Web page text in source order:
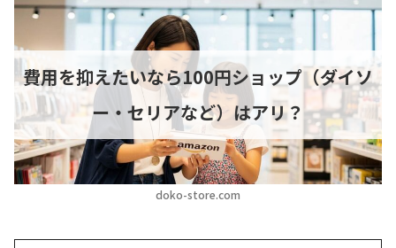
doko-store.com
費用を抑えたいなら100円ショップ（ダイソ
ー・セリアなど）はアリ？